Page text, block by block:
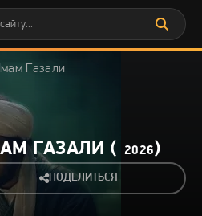
Газали
ГАЗАЛИ ( 2026)
ПОДЕЛИТЬСЯ